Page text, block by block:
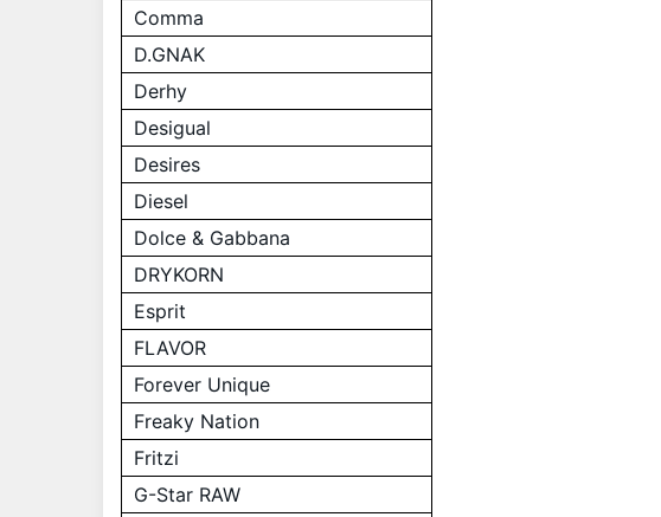
Comma
D.GNAK
Derhy
Desigual
Desires
Diesel
Dolce & Gabbana
DRYKORN
Esprit
FLAVOR
Forever Unique
Freaky Nation
Fritzi
G-Star RAW